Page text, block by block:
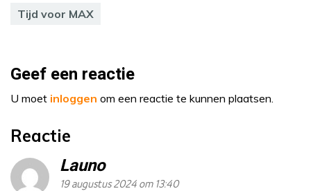
Tijd voor MAX
Geef een reactie
U moet inloggen om een reactie te kunnen plaatsen.
Reactie
Launo
19 augustus 2024 om 13:40